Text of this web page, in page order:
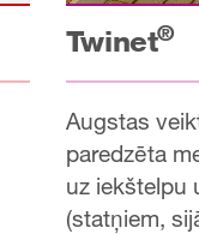
Twinet®
Augstas
paredzēta
uz iekštelpu
(statņiem,